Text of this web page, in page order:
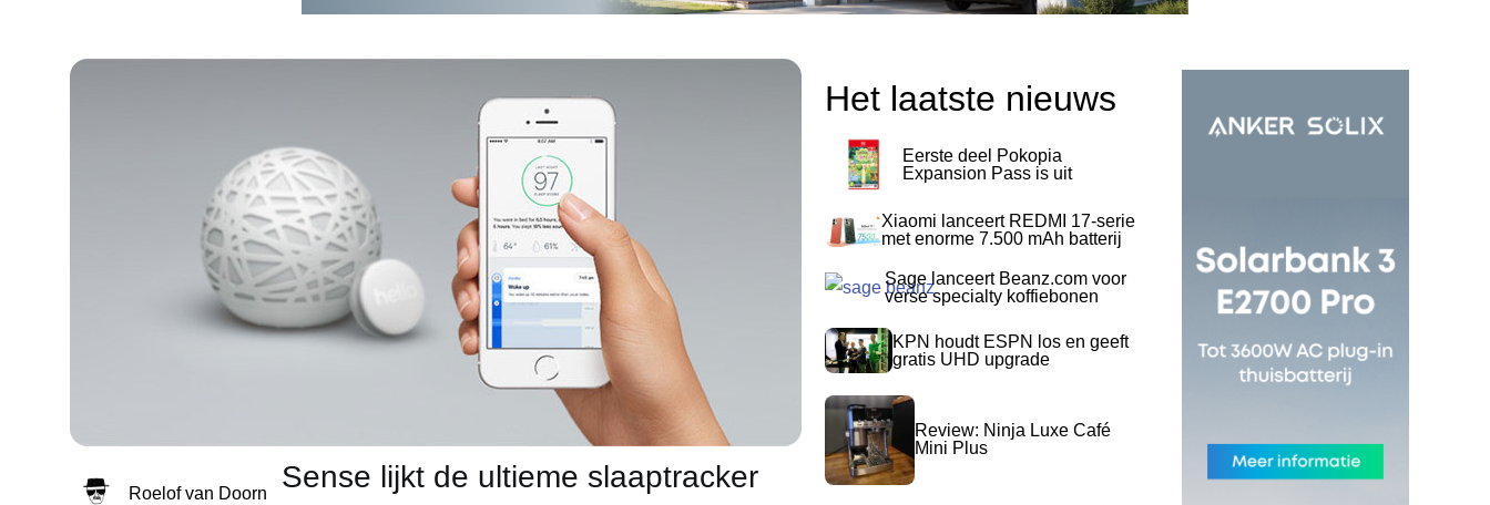
Roelof van Doorn Sense lijkt de ultieme slaaptracker
Het laatste nieuws
Eerste deel Pokopia
Expansion Pass is uit
Xiaomi lanceert REDMI 17-serie
met enorme 7.500 mAh batterij
Sage lanceert Beanz.com voor
verse specialty koffiebonen
KPN houdt ESPN los en geeft
gratis UHD upgrade
Review: Ninja Luxe Café
Mini Plus